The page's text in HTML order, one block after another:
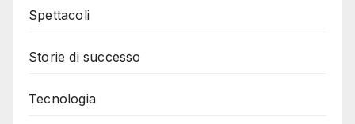
Spettacoli
Storie di successo
Tecnologia